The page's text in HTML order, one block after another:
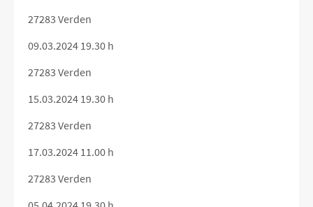
27283 Verden
09.03.2024 19.30 h
27283 Verden
15.03.2024 19.30 h
27283 Verden
17.03.2024 11.00 h
27283 Verden